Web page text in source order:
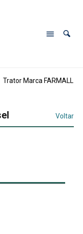
Trator Marca FARMALL
Voltar